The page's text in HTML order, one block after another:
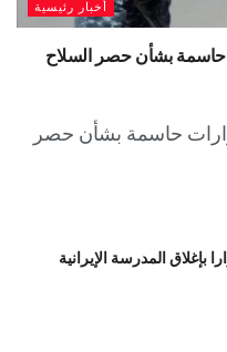
أخبار رئيسية
حاسمة بشأن حصر السلاح
حاسمة بشأن حصر
بإغلاق المدرسة الإيرانية